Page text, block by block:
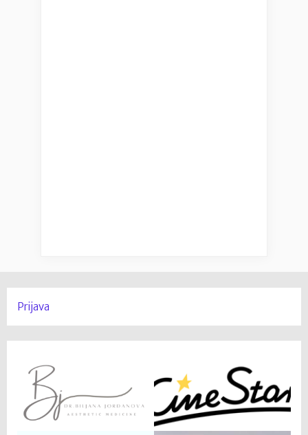
Prijava